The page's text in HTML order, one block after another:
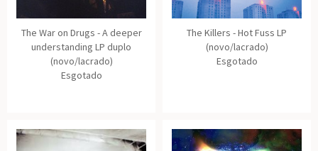
The War on Drugs - A deeper
understanding LP duplo
(novo/lacrado)
Esgotado
The Killers - Hot Fuss LP
(novo/lacrado)
Esgotado